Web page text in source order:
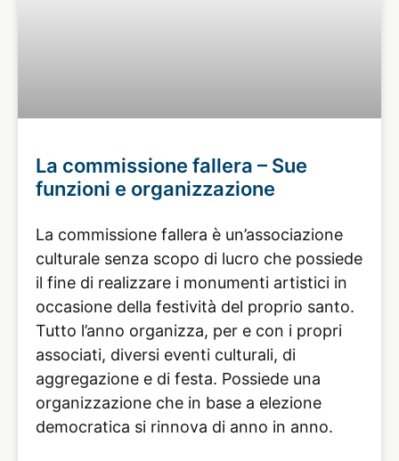
La commissione fallera – Sue
funzioni e organizzazione
La commissione fallera è un’associazione
culturale senza scopo di lucro che possiede
il fine di realizzare i monumenti artistici in
occasione della festività del proprio santo.
Tutto l’anno organizza, per e con i propri
associati, diversi eventi culturali, di
aggregazione e di festa. Possiede una
organizzazione che in base a elezione
democratica si rinnova di anno in anno.